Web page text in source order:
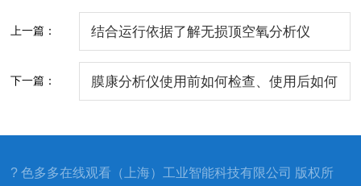
上一篇： 结合运行依据了解无损顶空氧分析仪
下一篇： 膜康分析仪使用前如何检查、使用后如何
? 色多多在线观看（上海）工业智能科技有限公司 版权所